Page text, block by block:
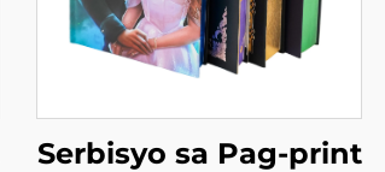
Serbisyo sa Pag-print